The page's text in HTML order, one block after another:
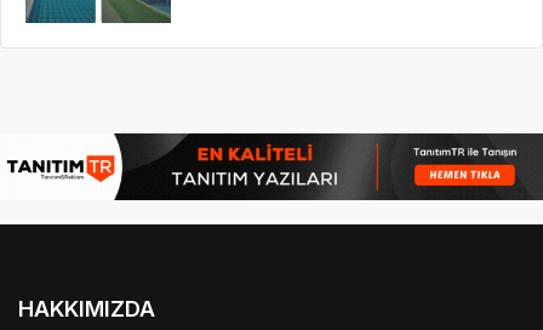
HAKKIMIZDA